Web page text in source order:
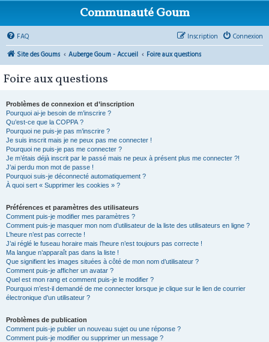
Communauté Goum
FAQ Connexion
Inscription
Site des Goums
Auberge Goum - Accueil Foire aux questions
Foire aux questions
Problèmes de connexion et d’inscription
Pourquoi ai-je besoin de m’inscrire ?
Qu’est-ce que la COPPA ?
Pourquoi ne puis-je pas m’inscrire ?
Je suis inscrit mais je ne peux pas me connecter !
Pourquoi ne puis-je pas me connecter ?
Je m’étais déjà inscrit par le passé mais ne peux à présent plus me connecter ?!
J’ai perdu mon mot de passe !
Pourquoi suis-je déconnecté automatiquement ?
À quoi sert « Supprimer les cookies » ?
Préférences et paramètres des utilisateurs
Comment puis-je modifier mes paramètres ?
Comment puis-je masquer mon nom d’utilisateur de la liste des utilisateurs en ligne ?
L’heure n’est pas correcte !
J’ai réglé le fuseau horaire mais l’heure n’est toujours pas correcte !
Ma langue n’apparaît pas dans la liste !
Que signifient les images situées à côté de mon nom d’utilisateur ?
Comment puis-je afficher un avatar ?
Quel est mon rang et comment puis-je le modifier ?
Pourquoi m’est-il demandé de me connecter lorsque je clique sur le lien de courrier
électronique d’un utilisateur ?
Problèmes de publication
Comment puis-je publier un nouveau sujet ou une réponse ?
Comment puis-je modifier ou supprimer un message ?